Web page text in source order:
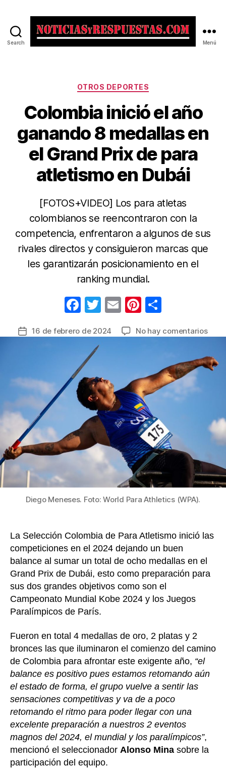
Search Menú
Categorías
OTROS DEPORTES
Colombia inició el año
ganando 8 medallas en
el Grand Prix de para
atletismo en Dubái
[FOTOS+VIDEO] Los para atletas
colombianos se reencontraron con la
competencia, enfrentaron a algunos de sus
rivales directos y consiguieron marcas que
les garantizarán posicionamiento en el
ranking mundial.
F
c
e
b
o
o
k
T
itt
E
ail
Pi
er
st
m
p
ar
tir
Fecha16 de febrero de 2024 No hay comentariosen
el
en
el
de
para
Diego Meneses. Foto: World Para Athletics (WPA).
La Selección Colombia de Para Atletismo inició las
competiciones en el 2024 dejando un buen
balance al sumar un total de ocho medallas en el
Grand Prix de Dubái, esto como preparación para
sus dos grandes objetivos como son el
Campeonato Mundial Kobe 2024 y los Juegos
Paralímpicos de París.
Fueron en total 4 medallas de oro, 2 platas y 2
bronces las que iluminaron el comienzo del camino
de Colombia para afrontar este exigente año, “el
balance es positivo pues estamos retomando aún
el estado de forma, el grupo vuelve a sentir las
sensaciones competitivas y va de a poco
retomando el ritmo para poder llegar con una
excelente preparación a nuestros 2 eventos
magnos del 2024, el mundial y los paralímpicos”,
mencionó el seleccionador Alonso Mina sobre la
participación del equipo.